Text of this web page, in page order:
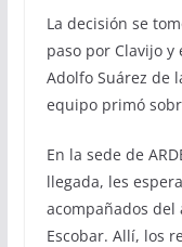
La decisión se
paso por Clavijo y
Adolfo Suárez de
equipo primó
En la sede de
llegada, les
acompañados del
Escobar. Allí, los